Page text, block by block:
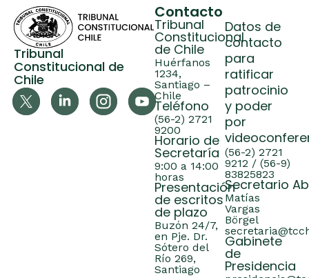
Tribunal
Constitucional de
Chile
Contacto
Tribunal
Constitucional
de Chile
Huérfanos
1234,
Santiago –
Chile
Teléfono
(56-2) 2721
9200
Horario de
Secretaría
9:00 a 14:00
horas
Presentación
de escritos
de plazo
Buzón 24/7,
en Pje. Dr.
Sótero del
Río 269,
Santiago
Datos de
contacto
para
ratificar
patrocinio
y poder
por
(56-2) 2721
9212 / (56-9)
83825823
Secretario
Matías
Vargas
Börgel
Gabinete
de
Presidencia